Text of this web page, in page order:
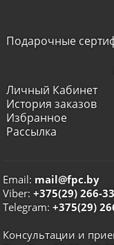
Подарочные
Личный Кабинет
История заказов
Избранное
Рассылка
Email: mail@fpc.by
Viber:+375(29) 266-
Telegram:+375(29)
Консультации и